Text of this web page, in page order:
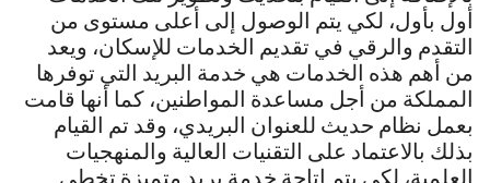
أول بأول، لكي يتم الوصول إلى أعلى مستوى من
التقدم والرقي في تقديم الخدمات للإسكان، ويعد
من أهم هذه الخدمات هي خدمة البريد التي توفرها
المملكة من أجل مساعدة المواطنين، كما أنها قامت
بعمل نظام حديث للعنوان البريدي، وقد تم القيام
بذلك بالاعتماد على التقنيات العالية والمنهجيات
العلمية، لكي يتم إتاحة خدمة بريد متميزة تخطي